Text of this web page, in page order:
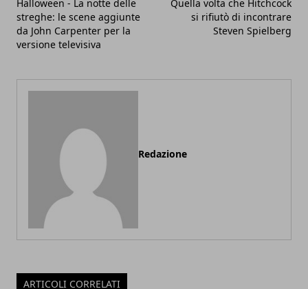
Halloween - La notte delle
streghe: le scene aggiunte
da John Carpenter per la
versione televisiva
Quella volta che Hitchcock
si rifiutò di incontrare
Steven Spielberg
Redazione
ARTICOLI CORRELATI